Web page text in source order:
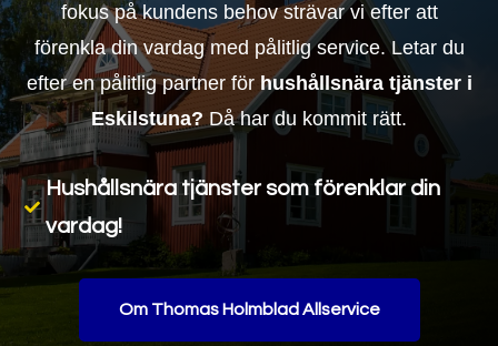
fokus på kundens behov strävar vi efter att
förenkla din vardag med pålitlig service. Letar du
efter en pålitlig partner för hushållsnära tjänster i
Eskilstuna?Då har du kommit rätt.

Hushållsnära tjänster som förenklar din
vardag!
Om Thomas Holmblad Allservice